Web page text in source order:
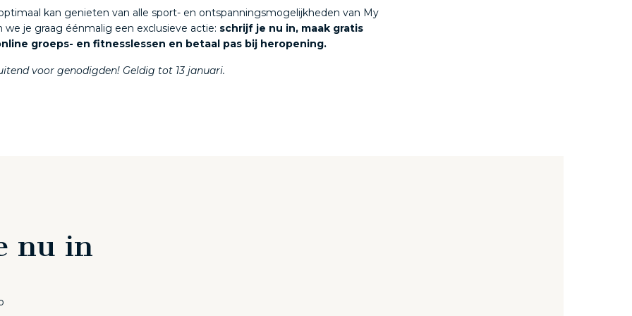
kan genieten van alle sport- en ontspanningsmogelijkheden van My
we je graag éénmalig een exclusieve actie: schrijf je nu in, maak gratis
groeps- en fitnesslessen en betaal pas bij heropening.
voor genodigden! Geldig tot 13 januari.
nu in